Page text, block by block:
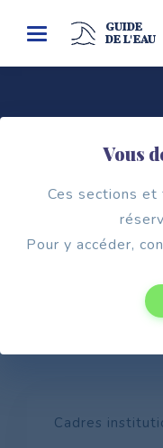
Vous
Ces sections
Pour y accéder,
Toggle
GUIDE
DE L'EAU
CHAMBRE
Cadres